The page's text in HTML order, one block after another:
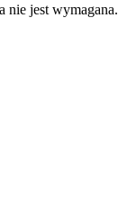
nie jest wymagana.